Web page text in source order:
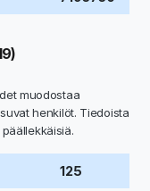
muodostaa
henkilöt. Tiedoista
125